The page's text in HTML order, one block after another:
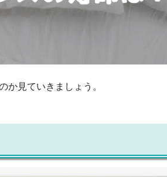
か見ていきましょう。